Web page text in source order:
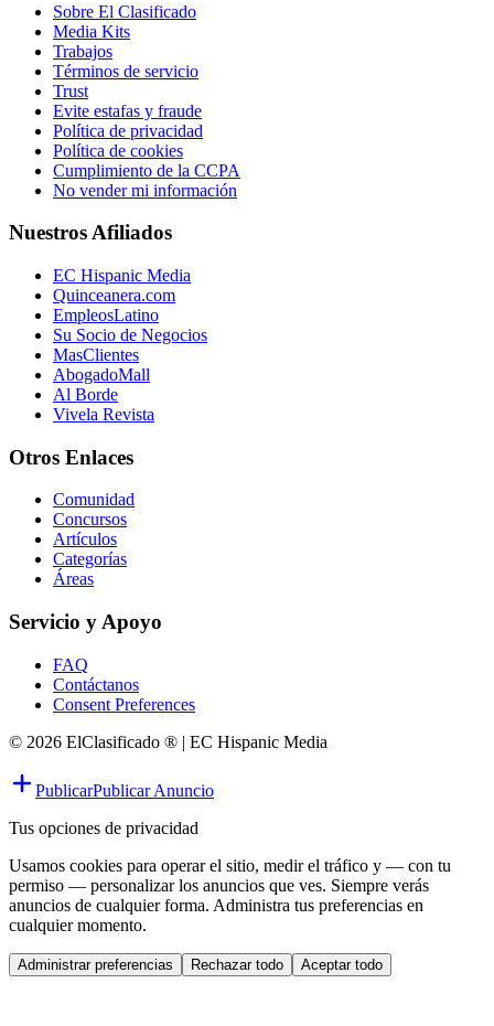
Sobre El Clasificado
Media Kits
Trabajos
Términos de servicio
Trust
Evite estafas y fraude
Política de privacidad
Política de cookies
Cumplimiento de la CCPA
No vender mi información
Nuestros Afiliados
EC Hispanic Media
Quinceanera.com
EmpleosLatino
Su Socio de Negocios
MasClientes
AbogadoMall
Al Borde
Vivela Revista
Otros Enlaces
Comunidad
Concursos
Artículos
Categorías
Áreas
Servicio y Apoyo
FAQ
Contáctanos
Consent Preferences
© 2026 ElClasificado ® | EC Hispanic Media
PublicarPublicar Anuncio
Tus opciones de privacidad
Usamos cookies para operar el sitio, medir el tráfico y — con tu
permiso — personalizar los anuncios que ves. Siempre verás
anuncios de cualquier forma. Administra tus preferencias en
cualquier momento.
Administrar preferencias Rechazar todo Aceptar todo